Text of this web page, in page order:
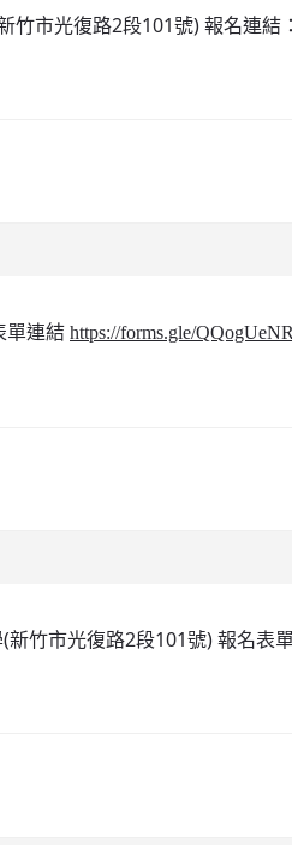
市光復路2段101號) 報名連結：
單連結 https://forms.gle/
竹市光復路2段101號) 報名表單